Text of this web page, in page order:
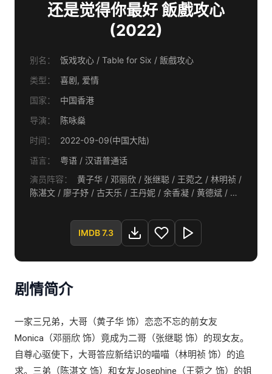
还是觉得你最好 飯戲攻心
(2022)
别名：
饭戏攻心 / Table for Six / 飯戲攻心
类型：
喜剧, 爱情
国家：
中国香港
导演：
陈咏燊
时间：
2022-09-09(中国大陆)
语言：
粤语 / 汉语普通话
演员阵容：
黄子华 / 邓丽欣 / 张继聪 / 王菀之 / 林明祯 /
陈湛文 / 廖子妤 / 古天乐 / 王丹妮 / 余香凝 / 黄德斌 / 胡
IMDB 7.3
剧情简介
一家三兄弟，大哥（黄子华 饰）恋恋不忘的前女友
Monica（邓丽欣 饰）竟成为二哥（张继聪 饰）的现女友。
自尊心驱使下，大哥答应新结识的喵喵（林明祯 饰）的追
求。三弟（陈湛文 饰）和女友Josephine（王菀之 饰）的姐